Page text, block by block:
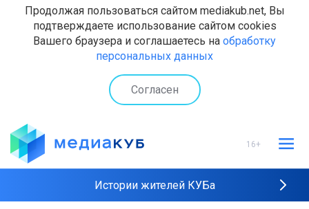
Продолжая пользоваться сайтом mediakub.net, Вы
подтверждаете использование сайтом cookies
Вашего браузера и соглашаетесь на обработку
персональных данных
Согласен
16+
Истории жителей КУБа